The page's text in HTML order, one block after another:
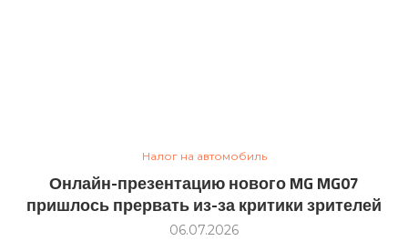
Налог на автомобиль
Онлайн-презентацию нового MG MG07
пришлось прервать из-за критики зрителей
06.07.2026